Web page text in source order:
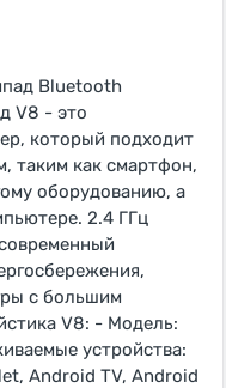
Bluetooth
V8 - это
который подходит
таким как смартфон,
оборудованию, а
2.4 ГГц
с большим
V8: - Модель:
устройства:
Android TV, Android